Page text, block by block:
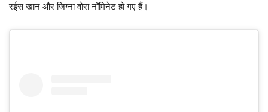
रईस खान और जिग्ना वोरा नॉमिनेट हो गए हैं।